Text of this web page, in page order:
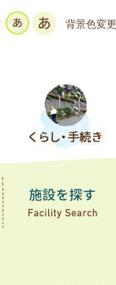
背景色変更